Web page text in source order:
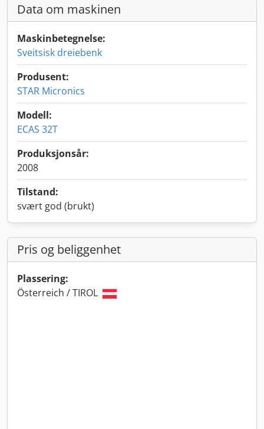
Data om maskinen
Maskinbetegnelse:
Sveitsisk dreiebenk
Produsent:
STAR Micronics
Modell:
ECAS 32T
Produksjonsår:
2008
Tilstand:
svært god (brukt)
Pris og beliggenhet
Plassering:
Österreich / TIROL